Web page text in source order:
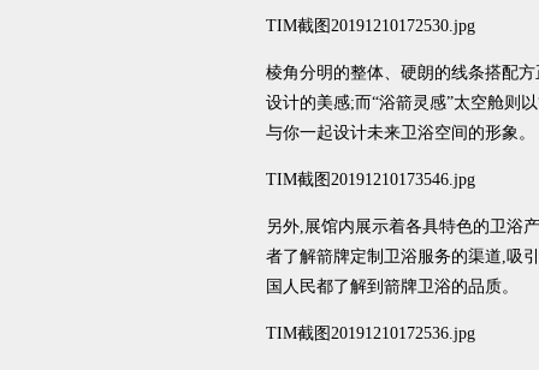
TIM截图20191210172530.jpg
棱角分明的整体、硬朗的线条搭配
设计的美感;而“浴箭灵感”太空舱则
与你一起设计未来卫浴空间的形象。
TIM截图20191210173546.jpg
另外,展馆内展示着各具特色的卫浴
者了解箭牌定制卫浴服务的渠道,吸
国人民都了解到箭牌卫浴的品质。
TIM截图20191210172536.jpg